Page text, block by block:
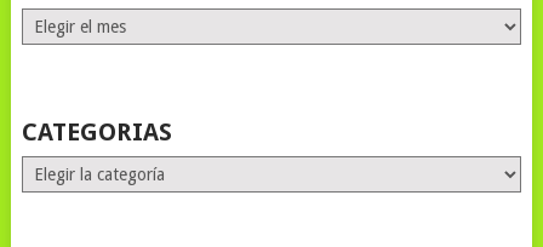
ALL
MONTHS
CATEGORIAS
Categorias